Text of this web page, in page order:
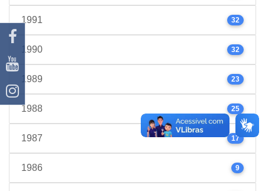
1991 32
1990 32
1989 23
1988 25
1987 17
1986 9